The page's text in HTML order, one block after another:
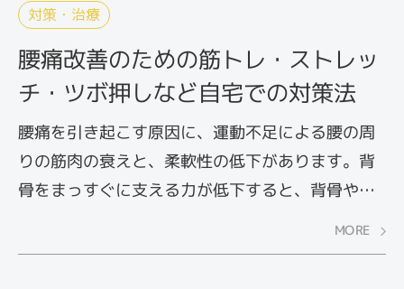
理学療法や外科的治療などが必要になるケースも
の機能回復を図って、できるだけ早く社会復帰さ
せるための治療です。医師の指導のもとで、理学
療法士によるリハビリテーション（略してリハビ
リ）が行われます。ここでは、病院で行う腰痛治
療を紹介します。
対策・治療
腰痛改善のための筋トレ・ストレッ
チ・ツボ押しなど自宅での対策法
腰痛を引き起こす原因に、運動不足による腰の周
りの筋肉の衰えと、柔軟性の低下があります。背
骨をまっすぐに支える力が低下すると、背骨や腰
椎にかかる負担が増えてしまい、痛みにつながっ
たり、筋肉が凝り固まった状態が続くことで血流
MORE